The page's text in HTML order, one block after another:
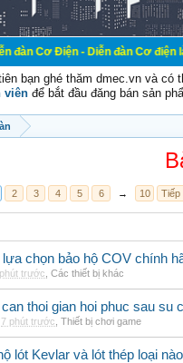
- Diễn đàn Cơ điện là nơi
bạn ghé thăm dmec.vn và có
viên để bắt đầu đăng bán sản
2 3 4 5 6 → 10 Tiếp
chọn bảo hộ COV chính
trước Các thiết bị khác
thoi gian hoi phuc sau su
7 phút trước Thiết bị chơi game
lót Kevlar và lót thép loại